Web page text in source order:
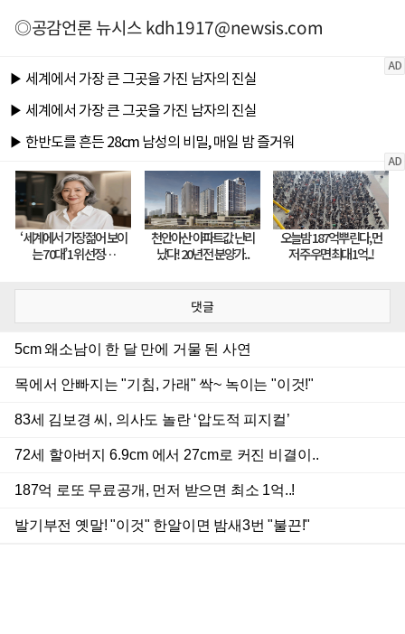
◎공감언론 뉴시스kdh1917@newsis.com
댓글